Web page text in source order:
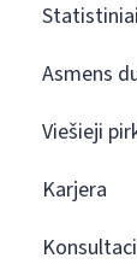
Asmens
Viešieji
Karjera